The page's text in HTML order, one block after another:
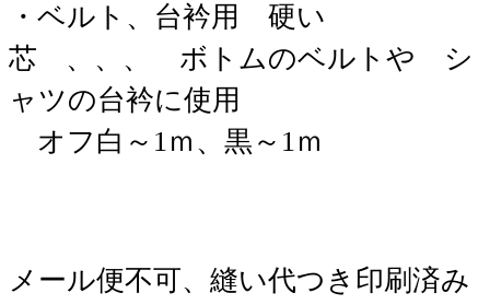
・ベルト、台衿用 硬い
芯 、、、 ボトムのベルトや シ
ャツの台衿に使用
オフ白～1ｍ、黒～1ｍ
メール便不可、縫い代つき印刷済み